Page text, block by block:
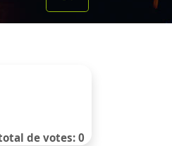
de votes: 0